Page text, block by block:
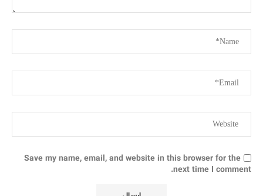
Save my name, email, and website in this browser for the
next time I comment.